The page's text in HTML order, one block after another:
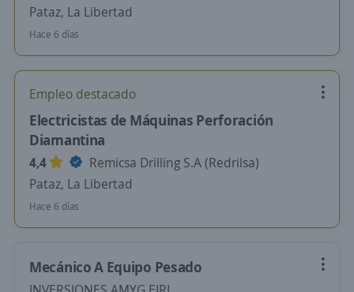
Pataz, La Libertad
Hace 6 días
Empleo destacado
Electricistas de Máquinas Perforación
Diamantina
4,4
Remicsa Drilling S.A (Redrilsa)
Pataz, La Libertad
Hace 6 días
Mecánico A Equipo Pesado